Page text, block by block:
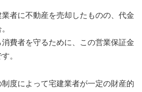
者に不動産を売却したものの、代金
費者を守るために、この営業保証金
。
度によって宅建業者が一定の財産的